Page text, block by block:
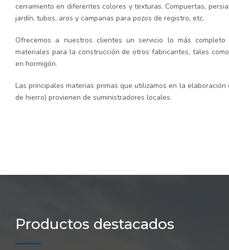
cerramiento en diferentes colores y texturas. Compuertas,
jardín, tubos, aros y campanas para pozos de registro, etc.
Ofrecemos a nuestros clientes un servicio lo más completo
materiales para la construcción de otros fabricantes, tales
en hormigón.
Las principales materias primas que utilizamos en la
de hierro) provienen de suministradores locales.
Productos destacados